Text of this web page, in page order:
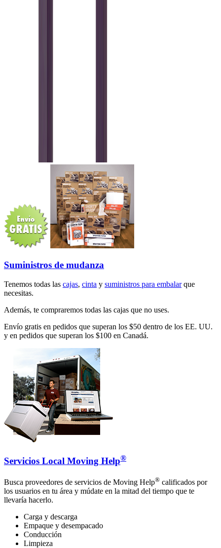
Suministros de mudanza
Tenemos todas las cajas, cinta y suministros para embalarque
necesitas.
Además, te compraremos todas las cajas que no uses.
Envío gratis en pedidos que superan los $50 dentro de los EE. UU.
y en pedidos que superan los $100 en Canadá.
Servicios Local Moving Help®
Busca proveedores de servicios de Moving Help® calificados por
los usuarios en tu área y múdate en la mitad del tiempo que te
llevaría hacerlo.
Carga y descarga
Empaque y desempacado
Conducción
Limpieza